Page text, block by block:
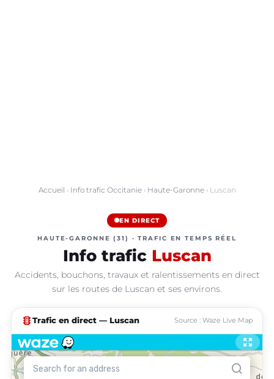
Accueil › Info trafic Occitanie› Haute-Garonne› Luscan
EN DIRECT
HAUTE-GARONNE (31) · TRAFIC EN TEMPS RÉEL
Info trafic Luscan
Accidents, bouchons, travaux et ralentissements en direct
sur les routes de Luscan et ses environs.
traffic Trafic en direct — Luscan Source : Waze Live Map